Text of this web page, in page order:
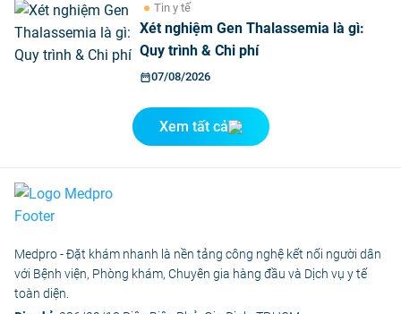
Tin y tế
Xét nghiệm Gen Thalassemia là gì:
Quy trình & Chi phí
07/08/2026
Xem tất cả
Medpro - Đặt khám nhanh là nền tảng công nghệ kết nối người dân
với Bệnh viện, Phòng khám, Chuyên gia hàng đầu và Dịch vụ y tế
toàn diện.